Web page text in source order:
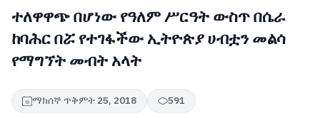
ተለዋዋጭ በሆነው የዓለም ሥርዓት ውስጥ በሴራ
ከባሕር በሯ የተገፋችው ኢትዮጵያ ሀብቷን መልሳ
የማግኘት መብት አላት
ማክሰኞ ጥቅምት 25, 2018 591